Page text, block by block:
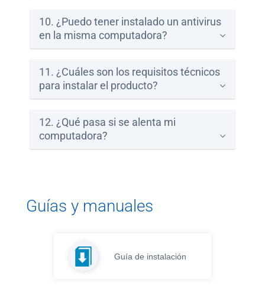
10. ¿Puedo tener instalado un antivirus
en la misma computadora?
11. ¿Cuáles son los requisitos técnicos
para instalar el producto?
12. ¿Qué pasa si se alenta mi
computadora?
Guías y manuales
Guía de instalación